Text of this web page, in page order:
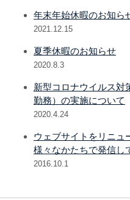
年末年始休暇のお知ら
2021.12.15
夏季休暇のお知らせ
2020.8.3
新型コロナウイルス対
勤務）の実施について
2020.4.24
ウェブサイトをリニュ
様々なかたちで発信し
2016.10.1